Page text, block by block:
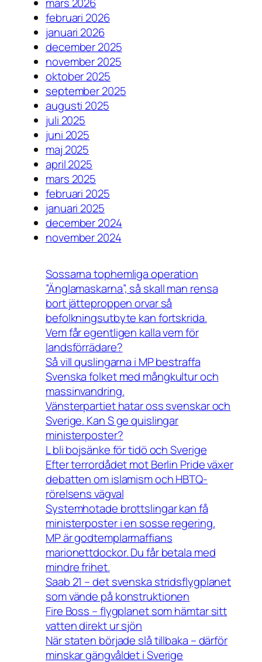
februari 2026
januari 2026
december 2025
november 2025
oktober 2025
september 2025
augusti 2025
juli 2025
juni 2025
maj 2025
april 2025
mars 2025
februari 2025
januari 2025
december 2024
november 2024
Sossarna tophemliga operation
”Änglamaskarna”, så skall man rensa
bort jätteproppen orvar så
befolkningsutbyte kan fortskrida.
Vem får egentligen kalla vem för
landsförrädare?
Så vill quslingarna i MP bestraffa
Svenska folket med mångkultur och
massinvandring.
Vänsterpartiet hatar oss svenskar och
Sverige. Kan S ge quislingar
ministerposter?
L bli bojsänke för tidö och Sverige
Efter terrordådet mot Berlin Pride växer
debatten om islamism och HBTQ-
rörelsens vägval
Systemhotade brottslingar kan få
ministerposter i en sosse regering.
MP är godtemplarmaffians
marionettdockor. Du får betala med
mindre frihet.
Saab 21 – det svenska stridsflygplanet
som vände på konstruktionen
Fire Boss – flygplanet som hämtar sitt
vatten direkt ur sjön
När staten började slå tillbaka – därför
minskar gängvåldet i Sverige